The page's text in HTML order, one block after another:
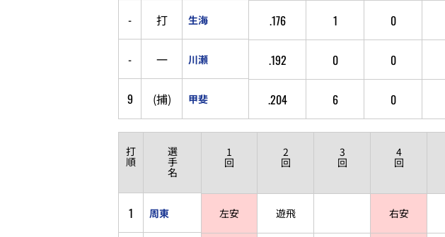
- 打 生海 .176 1 0
- 一 川瀬 .192 0 0
9 (捕) 甲斐 .204 6 0
打
順
選
手
名
1
回
2
回
3
回
4
回
1 周東 左安 遊飛 右安